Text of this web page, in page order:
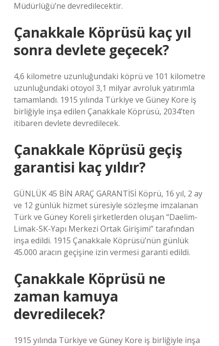
Müdürlüğü’ne devredilecektir.
Çanakkale Köprüsü kaç yıl
sonra devlete geçecek?
4,6 kilometre uzunluğundaki köprü ve 101 kilometre
uzunluğundaki otoyol 3,1 milyar avroluk yatırımla
tamamlandı. 1915 yılında Türkiye ve Güney Kore iş
birliğiyle inşa edilen Çanakkale Köprüsü, 2034’ten
itibaren devlete devredilecek.
Çanakkale Köprüsü geçiş
garantisi kaç yıldır?
GÜNLÜK 45 BİN ARAÇ GARANTİSİ Köprü, 16 yıl, 2 ay
ve 12 günlük hizmet süresiyle sözleşme imzalanan
Türk ve Güney Koreli şirketlerden oluşan “Daelim-
Limak-SK-Yapı Merkezi Ortak Girişimi” tarafından
inşa edildi. 1915 Çanakkale Köprüsü’nün günlük
45.000 aracın geçişine izin vermesi garanti edildi.
Çanakkale Köprüsü ne
zaman kamuya
devredilecek?
1915 yılında Türkiye ve Güney Kore iş birliğiyle inşa